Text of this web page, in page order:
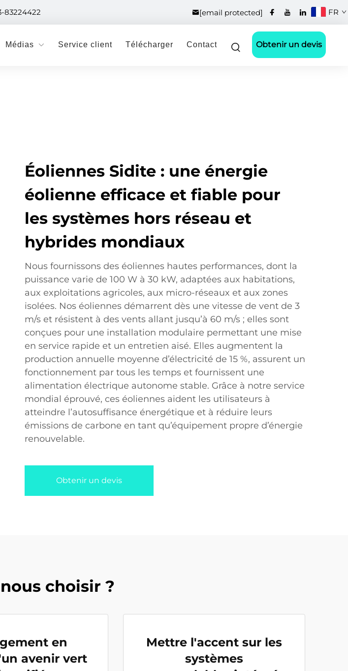
83224422 [email protected] FR
Médias Service client Télécharger Contact Obtenir un devis
Éoliennes Sidite : une énergie
éolienne efficace et fiable pour
les systèmes hors réseau et
hybrides mondiaux
Nous fournissons des éoliennes hautes performances, dont la
puissance varie de 100 W à 30 kW, adaptées aux habitations,
aux exploitations agricoles, aux micro-réseaux et aux zones
isolées. Nos éoliennes démarrent dès une vitesse de vent de 3
m/s et résistent à des vents allant jusqu’à 60 m/s ; elles sont
conçues pour une installation modulaire permettant une mise
en service rapide et un entretien aisé. Elles augmentent la
production annuelle moyenne d’électricité de 15 %, assurent un
fonctionnement par tous les temps et fournissent une
alimentation électrique autonome stable. Grâce à notre service
mondial éprouvé, ces éoliennes aident les utilisateurs à
atteindre l’autosuffisance énergétique et à réduire leurs
émissions de carbone en tant qu’équipement propre d’énergie
renouvelable.
Obtenir un devis
choisir ?
en
avenir vert
Mettre l'accent sur les
systèmes